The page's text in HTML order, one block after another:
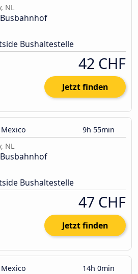
NL
Bushaltestelle
42 CHF
Jetzt finden
9h 55min
NL
Bushaltestelle
47 CHF
Jetzt finden
14h 0min